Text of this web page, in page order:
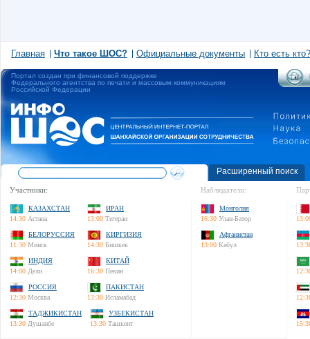
Главная Что такое ШОС? Официальные документы Кто есть кто?
Портал создан при финансовой поддержке
Федерального агентства по печати и массовым коммуникациям
Российской Федерации
Расширенный поиск
Участники:
КАЗАХСТАН
14:30 Астана
ИРАН
13:00 Тегеран
БЕЛОРУССИЯ
11:30 Минск
КИРГИЗИЯ
14:30 Бишкек
ИНДИЯ
14:00 Дели
КИТАЙ
16:30 Пекин
РОССИЯ
12:30 Москва
ПАКИСТАН
13:30 Исламабад
ТАДЖИКИСТАН
13:30 Душанбе
УЗБЕКИСТАН
13:30 Ташкент
Наблюдатели:
Монголия
16:30 Улан-Батор
Афганистан
13:00 Кабул